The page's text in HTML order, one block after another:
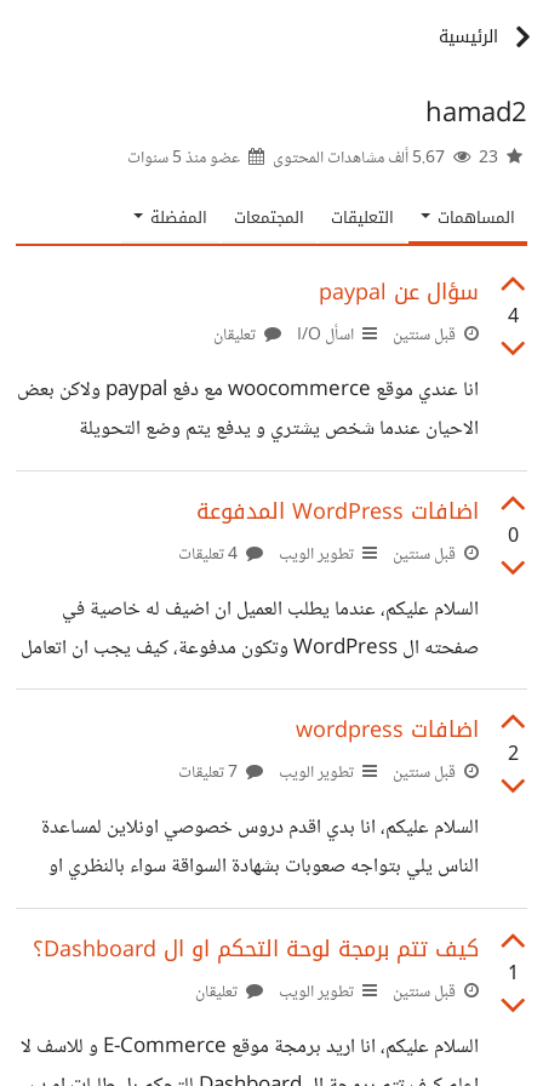
الرئيسية
hamad2
عضو منذ5 سنوات
المساهمات التعليقات المجتمعات المفضلة
4
سؤال عن paypal
قبل سنتين اسأل I/O تعليقان
انا عندي موقع woocommerce مع دفع paypal ولاكن بعض
الاحيان عندما شخص يشتري و يدفع يتم وضع التحويلة
"مرفوضة" و عند العميل "معلق". تم رفض الدفع بواسطة
PayPal على الرغم من ظهور كلمة "معلق" للعميل - الأسباب
والحلول المحتملة شكرا
0
اضافات WordPress المدفوعة
قبل سنتين تطوير الويب
السلام عليكم، عندما يطلب العميل ان اضيف له خاصية في
صفحته ال WordPress وتكون مدفوعة، كيف يجب ان اتعامل
معه لانني لا اريد دفع الاضافة مني و بعدها يقوم بلتراجع عن
عمل الموقع؟ و سؤال ثاني هو ماذا اذا اشتريت الاضافة ولم
تعجب العميل ماذا يمكنني فعله؟
2
اضافات wordpress
قبل سنتين تطوير الويب
السلام عليكم، انا بدي اقدم دروس خصوصي اونلاين لمساعدة
الناس يلي بتواجه صعوبات بشهادة السواقة سواء بالنظري او
بالعملي وبحاجة موقع الكتروني يستطيع الطلاب الدخول عليه
والحصول على المعلومات مثل نوع الدرس والباقات الموجودة
والعروض ومواعيد الدروس وسعرها الخ ويكون في امكانية
عمل الموقع في Wordpress ما هي الاضافات التي يمكنني
1
كيف تتم برمجة لوحة التحكم او ال Dashboard؟
قبل سنتين تطوير الويب تعليقان
السلام عليكم، انا اريد برمجة موقع E-Commerce و للاسف لا